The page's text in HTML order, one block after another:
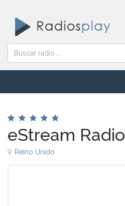
eStream Radio
Reino Unido